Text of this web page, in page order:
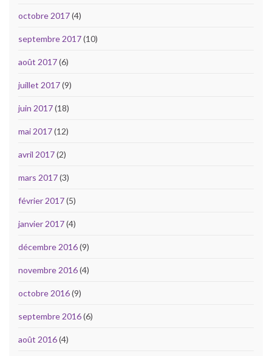
octobre 2017(4)
septembre 2017(10)
août 2017(6)
juillet 2017(9)
juin 2017(18)
mai 2017(12)
avril 2017(2)
mars 2017(3)
février 2017(5)
janvier 2017(4)
décembre 2016(9)
novembre 2016(4)
octobre 2016(9)
septembre 2016(6)
août 2016(4)